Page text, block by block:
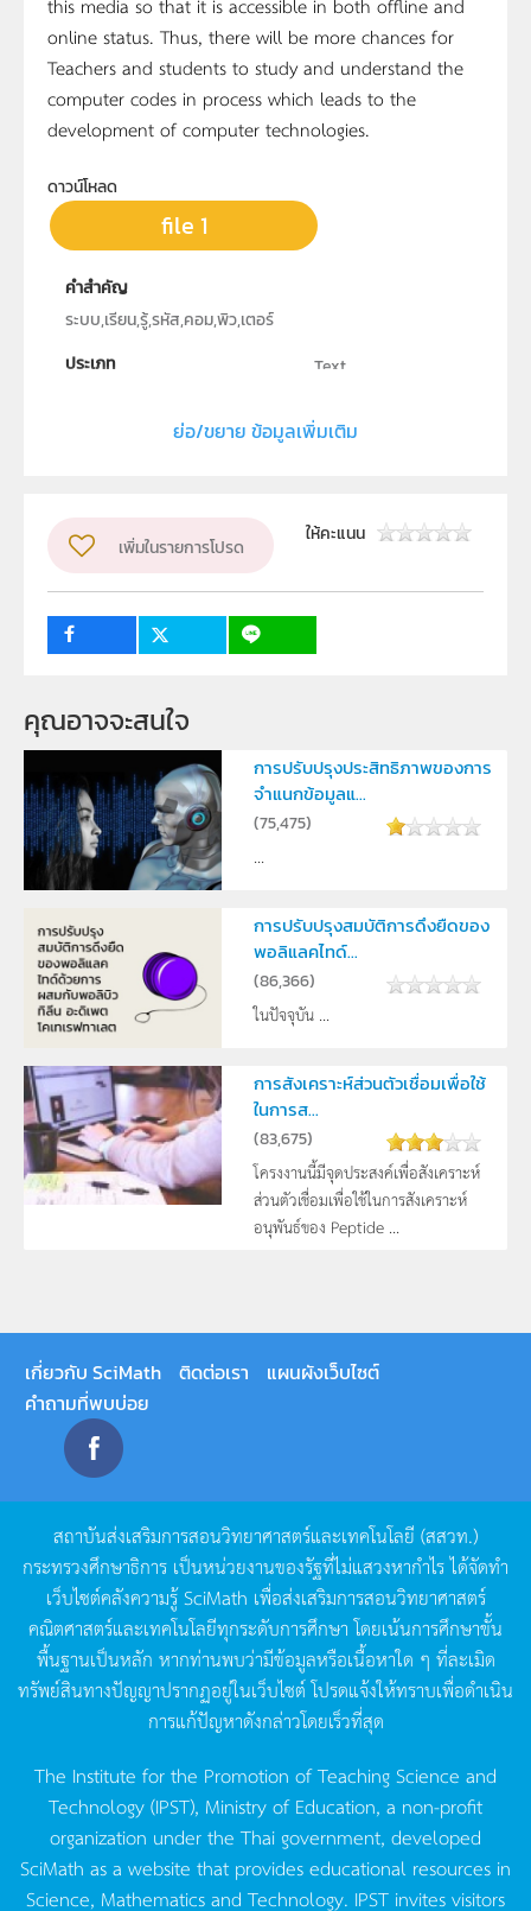
online status. Thus, there will be more chances for
Teachers and students to study and understand the
computer codes in process which leads to the
development of computer technologies.
ดาวน์โหลด
file 1
คำสำคัญ
ระบบ,เรียน,รู้,รหัส,คอม,พิว,เตอร์
ประเภท
Text
โรงเรียนมหิดลวิทยานุสรณ์
ระดับชั้น
ม.1, ม.2, ม.3, ม.4, ม.5, ม.6
ย่อ/ขยาย ข้อมูลเพิ่มเติม
เพิ่มในรายการโปรด
ให้คะแนน
คุณอาจจะสนใจ
การปรับปรุงประสิทธิภาพของการ
จำแนกข้อมูลแ...
(75,475)
...
การปรับปรุงสมบัติการดึงยืดของ
พอลิแลคไทด์...
(86,366)
ในปัจจุบัน ...
การสังเคราะห์ส่วนตัวเชื่อมเพื่อใช้
ในการส...
(83,675)
โครงงานนี้มีจุดประสงค์เพื่อสังเคราะห์
ส่วนตัวเชื่อมเพื่อใช้ในการสังเคราะห์
อนุพันธ์ของ Peptide ...
เกี่ยวกับ SciMath ติดต่อเรา
แผนผังเว็บไซต์
คำถามที่พบบ่อย
สถาบันส่งเสริมการสอนวิทยาศาสตร์และเทคโนโลยี (สสวท.)
กระทรวงศึกษาธิการ เป็นหน่วยงานของรัฐที่ไม่แสวงหากำไรได้จัดทำ
เว็บไซต์คลังความรู้SciMath เพื่อส่งเสริมการสอนวิทยาศาสตร์
คณิตศาสตร์และเทคโนโลยีทุกระดับการศึกษา โดยเน้นการศึกษาขั้น
พื้นฐานเป็นหลัก หากท่านพบว่ามีข้อมูลหรือเนื้อหาใด ๆ ที่ละเมิด
ทรัพย์สินทางปัญญาปรากฏอยู่ในเว็บไซต์โปรดแจ้งให้ทราบเพื่อดำเนิน
การแก้ปัญหาดังกล่าวโดยเร็วที่สุด
The Institute for the Promotion of Teaching Science and
Technology (IPST), Ministry of Education, a non-profit
organization under the Thai government, developed
SciMath as a website that provides educational resources in
Science, Mathematics and Technology. IPST invites visitors